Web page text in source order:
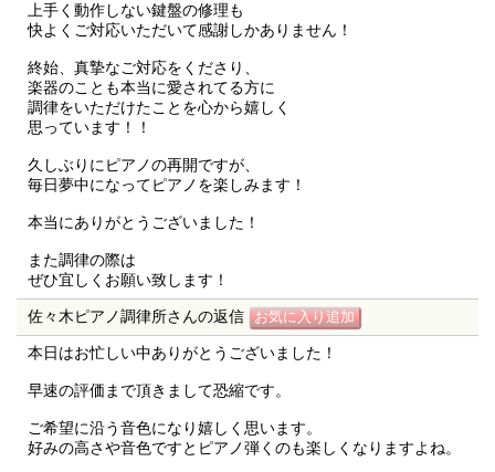
上手く動作しない鍵盤の修理も
快よくご対応いただいて感謝しかありません！
終始、真摯なご対応をくださり、
楽器のことも本当に愛されてる方に
調律をいただけたことを心から嬉しく
思っています！！
久しぶりにピアノの再開ですが、
毎日夢中になってピアノを楽しみます！
本当にありがとうございました！
また調律の際は
ぜひ宜しくお願い致します！
佐々木ピアノ調律所さんの返信
本日はお忙しい中ありがとうございました！
早速の評価まで頂きまして恐縮です。
ご希望に沿う音色になり嬉しく思います。
好みの高さや音色ですとピアノ弾くのも楽しくなりますよね。